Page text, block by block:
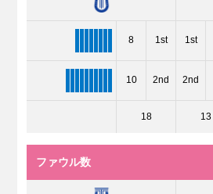
8 1st 1st
10 2nd 2nd
18 13
ファウル数